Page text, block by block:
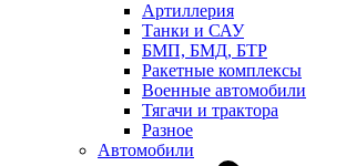
Артиллерия
Танки и САУ
БМП, БМД, БТР
Ракетные комплексы
Военные автомобили
Тягачи и трактора
Разное
Автомобили